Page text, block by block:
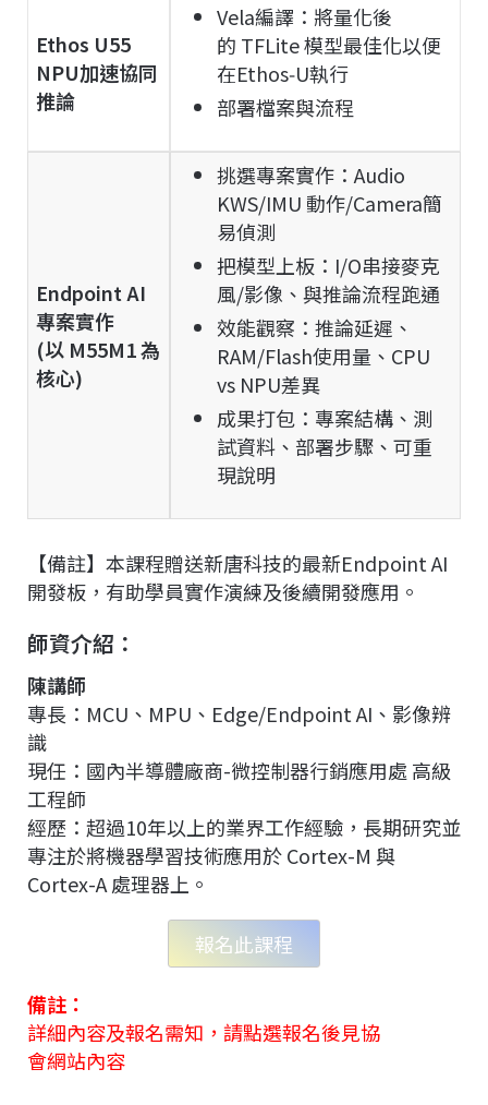
Ethos U55
NPU加速協同
推論
Vela編譯：將量化後
的 TFLite 模型最佳化以便
在Ethos‑U執行
部署檔案與流程
Endpoint AI
專案實作
(以 M55M1為
核心)
挑選專案實作：Audio
KWS/IMU 動作/Camera簡
易偵測
把模型上板：I/O串接麥克
風/影像、與推論流程跑通
效能觀察：推論延遲、
RAM/Flash使用量、CPU
vs NPU差異
成果打包：專案結構、測
試資料、部署步驟、可重
現說明
【備註】本課程贈送新唐科技的最新Endpoint AI
開發板，有助學員實作演練及後續開發應用。
師資介紹：
陳講師
專長：MCU、MPU、Edge/Endpoint AI、影像辨
識
現任：國內半導體廠商-微控制器行銷應用處 高級
工程師
經歷：超過10年以上的業界工作經驗，長期研究並
專注於將機器學習技術應用於 Cortex-M 與
Cortex-A 處理器上。
報名此課程
備註：
詳細內容及報名需知，請點選報名後見協
會網站內容